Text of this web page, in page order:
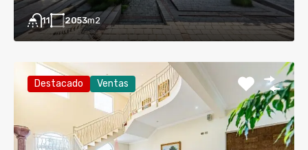
11 2053m2
Destacado Ventas